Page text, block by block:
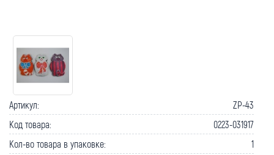
Артикул:
ZP-43
Код товара:
0223-031917
Кол-во товара в упаковке:
1